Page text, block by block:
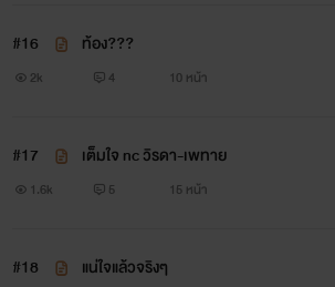
#16 ท้อง???
2k 4 10 หน้า
#17 เต็มใจ nc วิรดา-เพทาย
1.6k 5 15 หน้า
#18 แน่ใจแล้วจริงๆ